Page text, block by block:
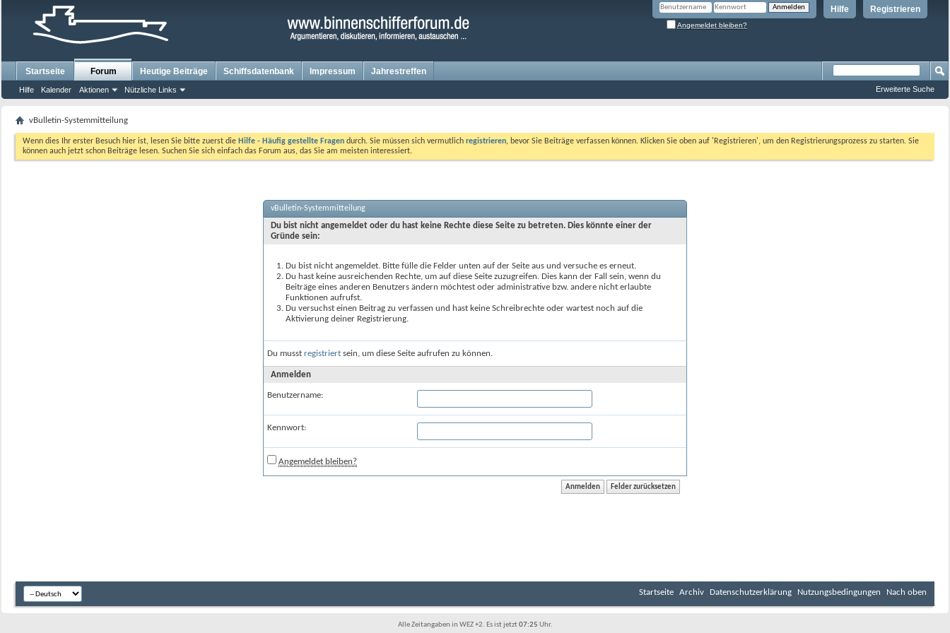
Registrieren
Hilfe
Angemeldet bleiben?
Startseite Forum
Hilfe Kalender Aktionen Nützliche Links
Heutige Beiträge Schiffsdatenbank Impressum Jahrestreffen
Erweiterte Suche
vBulletin-Systemmitteilung
Wenn dies Ihr erster Besuch hier ist, lesen Sie bitte zuerst die Hilfe - Häufig gestellte Fragen durch. Sie müssen sich vermutlich registrieren, bevor Sie Beiträge verfassen können. Klicken Sie oben auf 'Registrieren', um den Registrierungsprozess zu starten. Sie
können auch jetzt schon Beiträge lesen. Suchen Sie sich einfach das Forum aus, das Sie am meisten interessiert.
vBulletin-Systemmitteilung
Du bist nicht angemeldet oder du hast keine Rechte diese Seite zu betreten. Dies könnte einer der
Gründe sein:
Du bist nicht angemeldet. Bitte fülle die Felder unten auf der Seite aus und versuche es erneut.
Du hast keine ausreichenden Rechte, um auf diese Seite zuzugreifen. Dies kann der Fall sein, wenn du
Beiträge eines anderen Benutzers ändern möchtest oder administrative bzw. andere nicht erlaubte
Funktionen aufrufst.
Du versuchst einen Beitrag zu verfassen und hast keine Schreibrechte oder wartest noch auf die
Aktivierung deiner Registrierung.
Du musst registriert sein, um diese Seite aufrufen zu können.
Anmelden
Benutzername:
Kennwort:
Angemeldet bleiben?
Startseite Archiv Datenschutzerklärung Nutzungsbedingungen Nach oben
Alle Zeitangaben in WEZ +2. Es ist jetzt07:25 Uhr.